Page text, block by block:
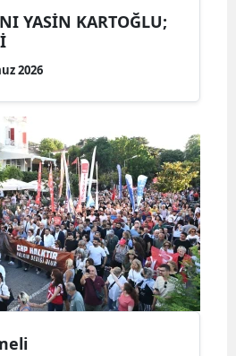
YASİN KARTOĞLU;
2026